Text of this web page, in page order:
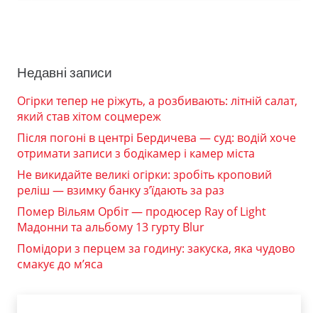
Недавні записи
Огірки тепер не ріжуть, а розбивають: літній салат,
який став хітом соцмереж
Після погоні в центрі Бердичева — суд: водій хоче
отримати записи з бодікамер і камер міста
Не викидайте великі огірки: зробіть кроповий
реліш — взимку банку з’їдають за раз
Помер Вільям Орбіт — продюсер Ray of Light
Мадонни та альбому 13 гурту Blur
Помідори з перцем за годину: закуска, яка чудово
смакує до м’яса